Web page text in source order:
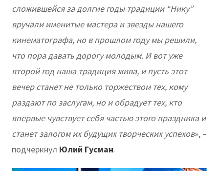
сложившейся за долгие годы традиции “Нику”
вручали именитые мастера и звезды нашего
кинематографа, но в прошлом году мы решили,
что пора давать дорогу молодым. И вот уже
второй год наша традиция жива, и пусть этот
вечер станет не только торжеством тех, кому
раздают по заслугам, но и обрадует тех, кто
впервые чувствует себя частью этого праздника и
станет залогом их будущих творческих успехов», –
подчеркнул Юлий Гусман.